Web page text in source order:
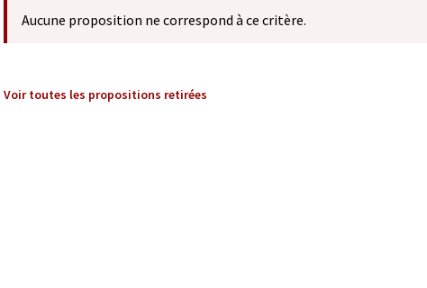
Aucune proposition ne correspond à ce critère.
Voir toutes les propositions retirées